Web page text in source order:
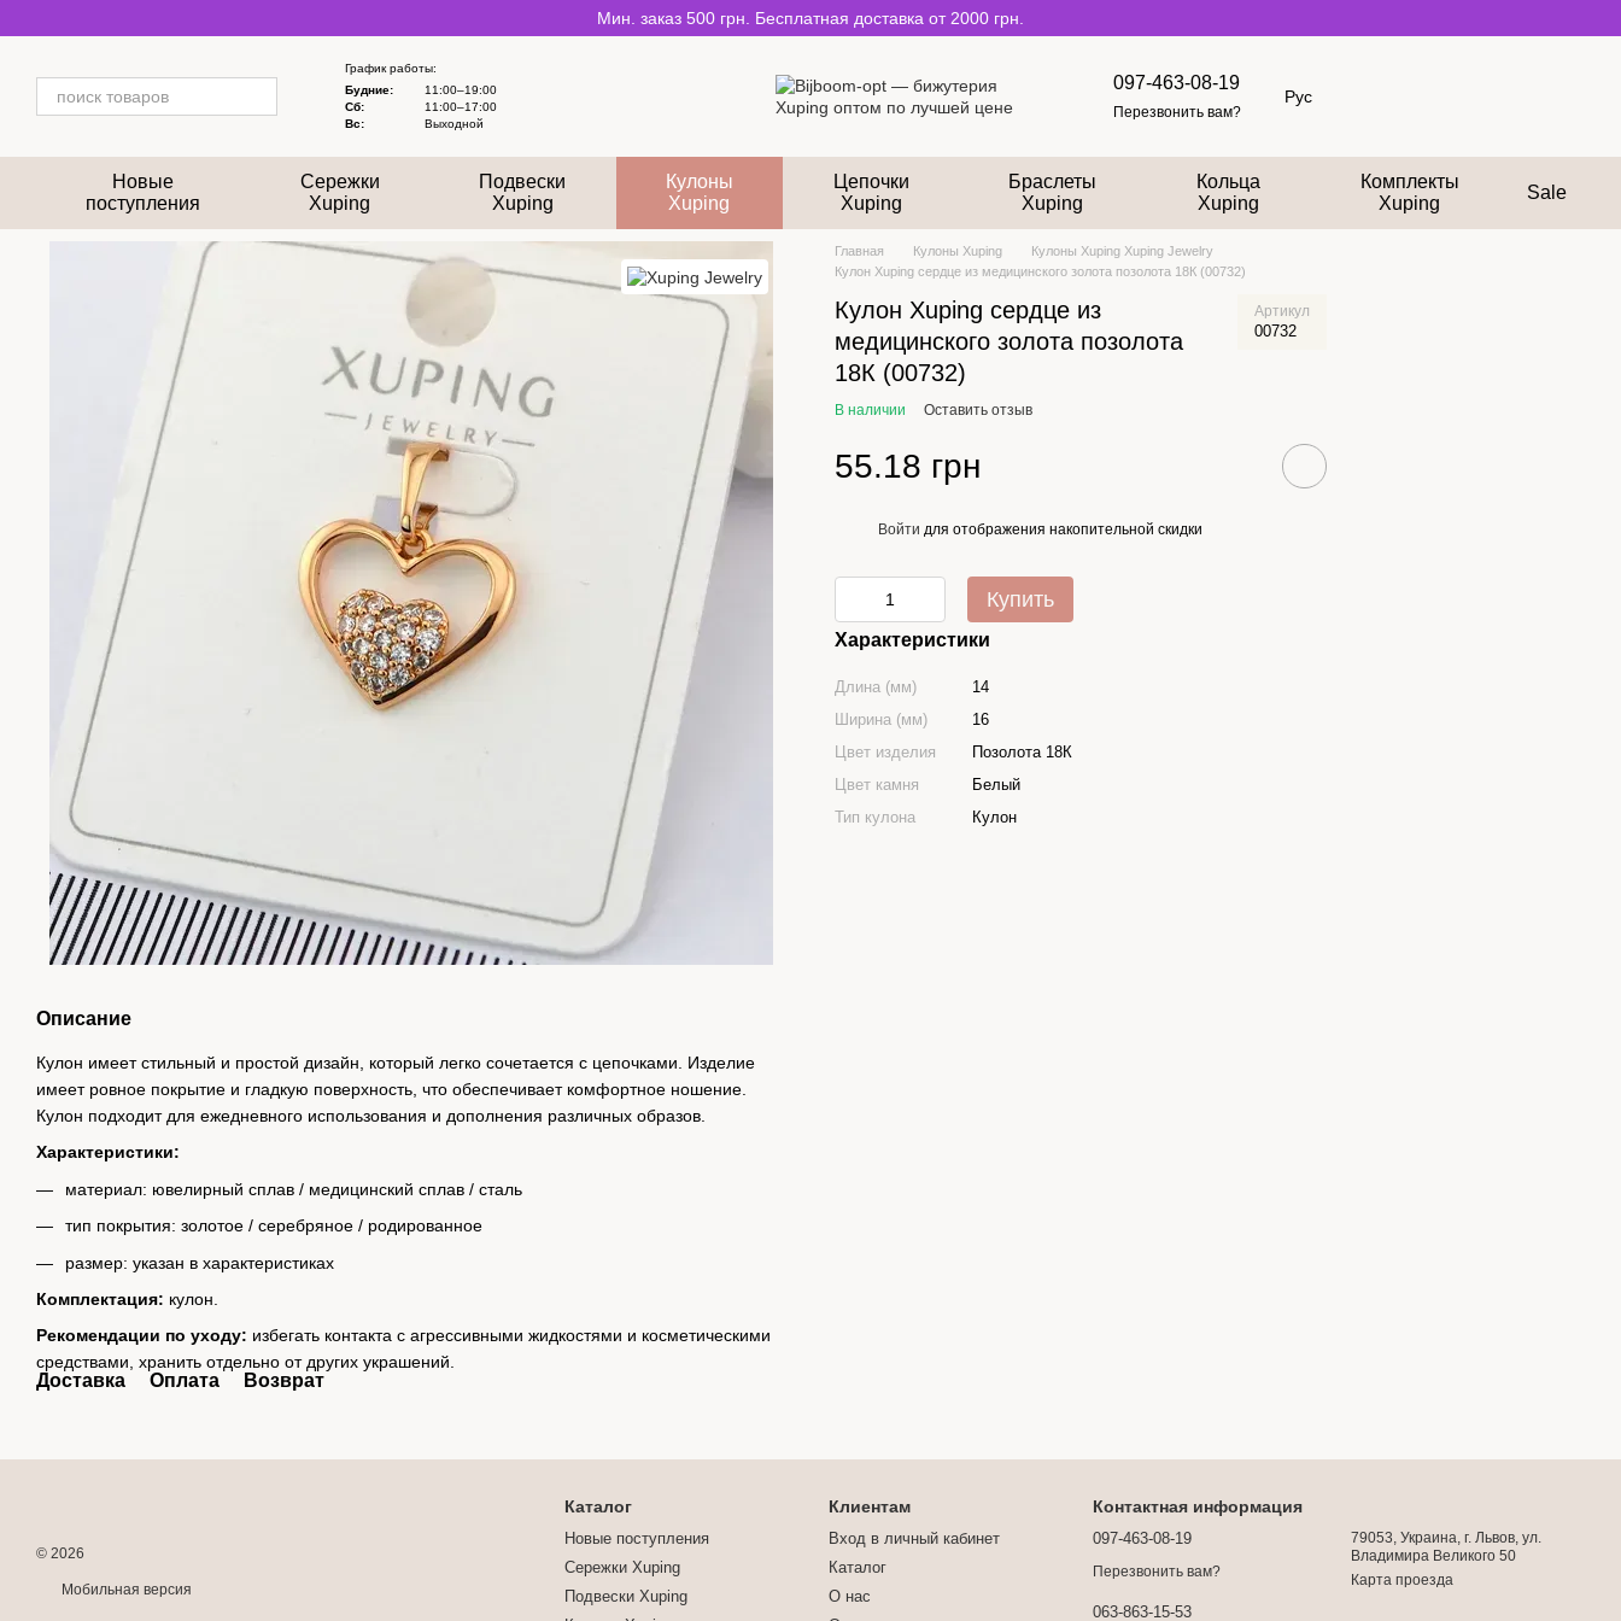
Мин. заказ 500 грн. Бесплатная доставка от 2000 грн.
График работы:
Будние:
11:00–19:00
Сб:
11:00–17:00
Вс:
Выходной
097-463-08-19
Перезвонить вам?
Рус
Новые
поступления
Сережки
Xuping
Подвески
Xuping
Кулоны
Xuping
Цепочки
Xuping
Браслеты
Xuping
Кольца
Xuping
Комплекты
Xuping
Sale
Описание
Кулон имеет стильный и простой дизайн, который легко сочетается с цепочками. Изделие
имеет ровное покрытие и гладкую поверхность, что обеспечивает комфортное ношение.
Кулон подходит для ежедневного использования и дополнения различных образов.
Характеристики:
материал: ювелирный сплав / медицинский сплав / сталь
тип покрытия: золотое / серебряное / родированное
размер: указан в характеристиках
Комплектация: кулон.
Рекомендации по уходу: избегать контакта с агрессивными жидкостями и косметическими
средствами, хранить отдельно от других украшений.
Доставка Оплата Возврат
Главная Кулоны Xuping
Кулоны Xuping Xuping Jewelry
Кулон Xuping сердце из медицинского золота позолота 18К (00732)
Кулон Xuping сердце из
медицинского золота позолота
18К (00732)
Артикул
00732
В наличии Оставить отзыв
55.18 грн
Войти для отображения накопительной скидки
Купить
Характеристики
Длина (мм)
14
Ширина (мм)
16
Цвет изделия
Позолота 18К
Цвет камня
Белый
Тип кулона
Кулон
© 2026
Мобильная версия
Каталог
Новые поступления
Сережки Xuping
Подвески Xuping
Клиентам
Вход в личный кабинет
Каталог
О нас
Контактная информация
097-463-08-19
Перезвонить вам?
063-863-15-53
79053, Украина, г. Львов, ул.
Владимира Великого 50
Карта проезда